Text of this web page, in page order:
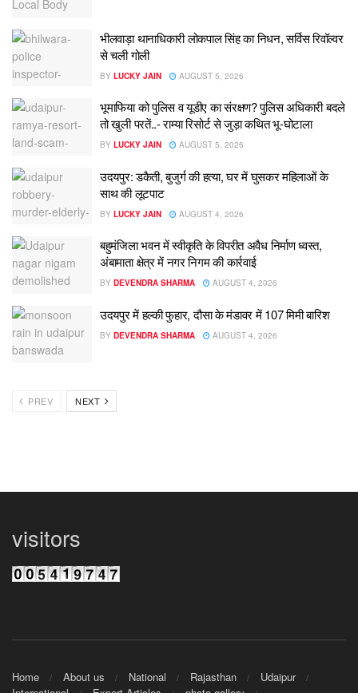
भीलवाड़ा थानाधिकारी लोकपाल सिंह का निधन, सर्विस रिवॉल्वर
से चली गोली
BY LUCKY JAIN AUGUST 5, 2026
भूमाफिया को पुलिस व यूडीए का संरक्षण? पुलिस अधिकारी बदले
तो खुली परतें..- राम्या रिसोर्ट से जुड़ा कथित भू-घोटाला
BY LUCKY JAIN AUGUST 5, 2026
उदयपुर: डकैती, बुजुर्ग की हत्या, घर में घुसकर महिलाओं के
साथ की लूटपाट
BY LUCKY JAIN AUGUST 4, 2026
बहुमंजिला भवन में स्वीकृति के विपरीत अवैध निर्माण ध्वस्त,
अंबामाता क्षेत्र में नगर निगम की कार्रवाई
BY DEVENDRA SHARMA AUGUST 4, 2026
उदयपुर में हल्की फुहार, दौसा के मंडावर में 107 मिमी बारिश
BY DEVENDRA SHARMA AUGUST 4, 2026
PREV NEXT
visitors
Home About us National Rajasthan
Udaipur